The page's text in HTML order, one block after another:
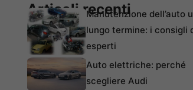
Articoli recentiManutenzione dell’auto
lungo termine: i consigli
esperti
Auto elettriche: perché
scegliere Audi